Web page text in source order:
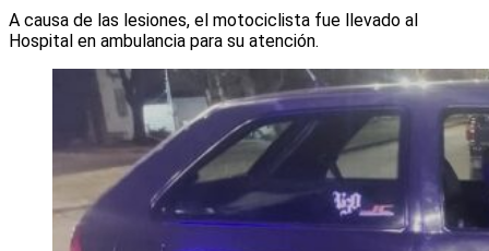
A causa de las lesiones, el motociclista fue llevado al
Hospital en ambulancia para su atención.